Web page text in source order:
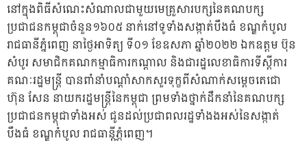
នៅក្នុងពិធីសំណេះសំណាលជាមួយមេគ្រួសារបក្សនៃគណបក្ស
ប្រជាជនកម្ពុជាចំនួន១៦០៥ នាក់នៅទូទាំងសង្កាត់បឹងធំ ខណ្ឌកំបូល
រាជធានីភ្នំពេញ នាថ្ងៃអាទិត្យ ទី០១ ខែឧសភា ឆ្នាំ២០២២ ឯកឧត្តម ប៊ុន
សំបូរ សមាជិកគណកម្មាធិការកណ្តាល និងជារដ្ឋលេខាធិការទីស្តីការ
គណៈរដ្ឋមន្ត្រី បានពាំនាំបណ្តាំសាកសួរទុក្ខពីសំណាក់សម្តេចតេជោ
ហ៊ុន សែន នាយករដ្ឋមន្ត្រីនៃកម្ពុជា ព្រមទាំងថ្នាក់ដឹកនាំនៃគណបក្ស
ប្រជាជនកម្ពុជាទាំងអស់ ជូនដល់ប្រជាពលរដ្ឋទាំងងអស់នៃសង្កាត់
បឹងធំ ខណ្ឌកំបូល រាជធានីភ្ណំពេញ។